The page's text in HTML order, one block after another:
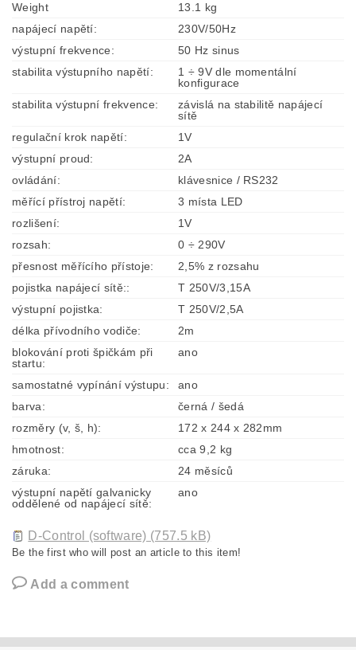
Weight
13.1 kg
napájecí napětí:
230V/50Hz
výstupní frekvence:
50 Hz sinus
stabilita výstupního napětí:
1 ÷ 9V dle momentální
konfigurace
stabilita výstupní frekvence:
závislá na stabilitě napájecí
sítě
regulační krok napětí:
1V
výstupní proud:
2A
ovládání:
klávesnice / RS232
měřící přístroj napětí:
3 místa LED
rozlišení:
1V
rozsah:
0 ÷ 290V
přesnost měřícího přístoje:
2,5% z rozsahu
pojistka napájecí sítě::
T 250V/3,15A
výstupní pojistka:
T 250V/2,5A
délka přívodního vodiče:
2m
blokování proti špičkám při
startu:
ano
samostatné vypínání výstupu:
ano
barva:
černá / šedá
rozměry (v, š, h):
172 x 244 x 282mm
hmotnost:
cca 9,2 kg
záruka:
24 měsíců
výstupní napětí galvanicky
oddělené od napájecí sítě:
ano
D-Control (software) (757.5 kB)
Be the first who will post an article to this item!
Add a comment